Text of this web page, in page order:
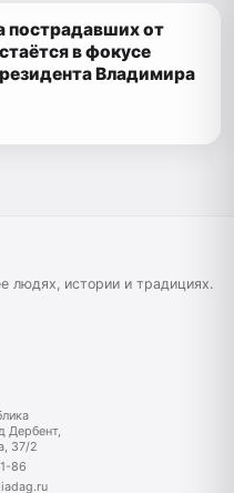
от
в фокусе
Владимира
людях, истории и традициях.
Дербент,
37/2
86